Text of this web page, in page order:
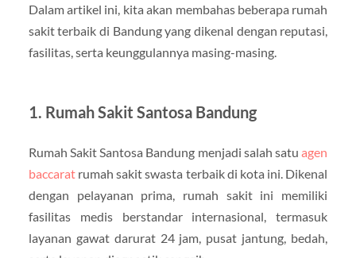
Dalam artikel ini, kita akan membahas beberapa rumah
sakit terbaik di Bandung yang dikenal dengan reputasi,
fasilitas, serta keunggulannya masing-masing.
1. Rumah Sakit Santosa Bandung
Rumah Sakit Santosa Bandung menjadi salah satuagen
baccaratrumah sakit swasta terbaik di kota ini. Dikenal
dengan pelayanan prima, rumah sakit ini memiliki
fasilitas medis berstandar internasional, termasuk
layanan gawat darurat 24 jam, pusat jantung, bedah,